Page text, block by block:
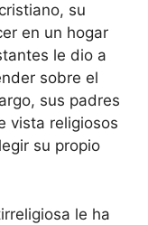
su
en un hogar
le dio a
sobre el
sus padres
vista religiosos
su propio
le ha